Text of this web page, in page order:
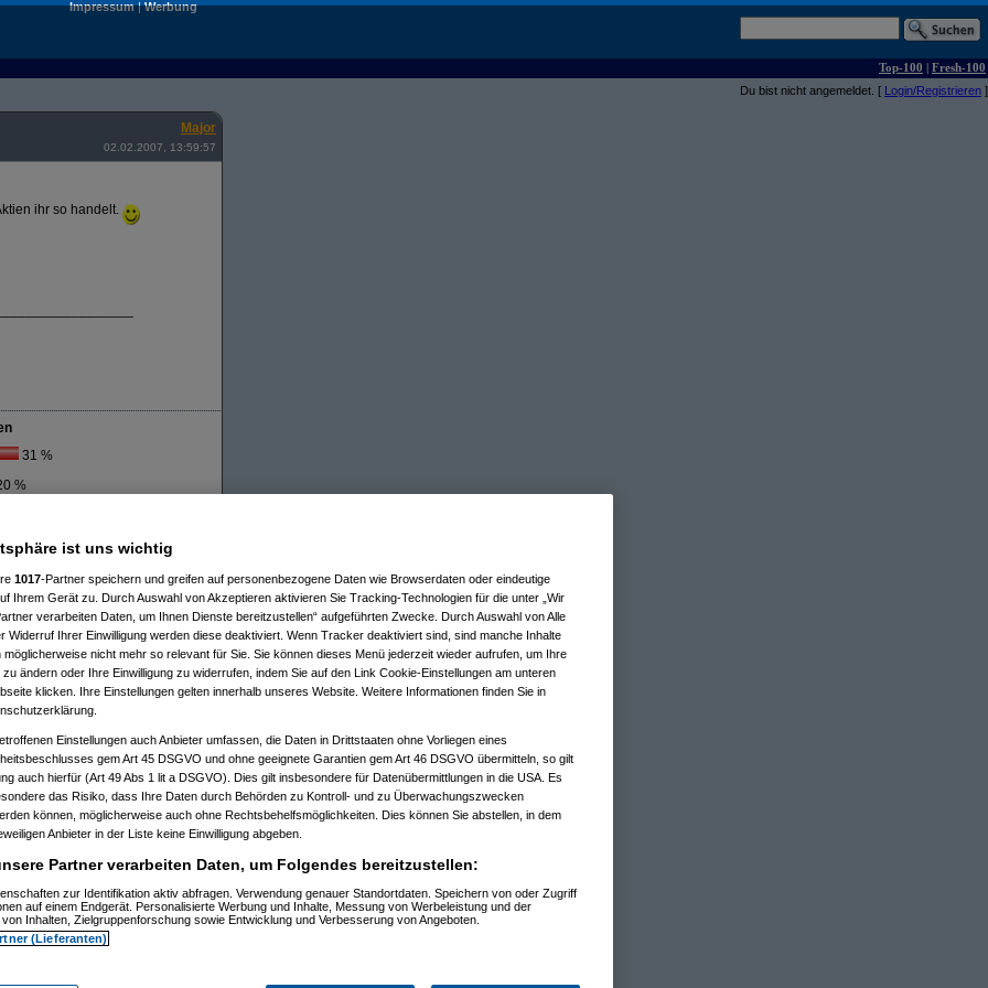
Impressum|Werbung
Top-100 | Fresh-100
Du bist nicht angemeldet. [ Login/Registrieren ]
Major
02.02.2007, 13:59:57
ihr so handelt.
31 %
%
ist uns wichtig
1017-Partner speichern und greifen auf personenbezogene Daten wie Browserdaten oder eindeutige
Ihrem Gerät zu. Durch Auswahl von Akzeptieren aktivieren Sie Tracking-Technologien für die unter „Wir
verarbeiten Daten, um Ihnen Dienste bereitzustellen“ aufgeführten Zwecke. Durch Auswahl von Alle
Widerruf Ihrer Einwilligung werden diese deaktiviert. Wenn Tracker deaktiviert sind, sind manche Inhalte
möglicherweise nicht mehr so relevant für Sie. Sie können dieses Menü jederzeit wieder aufrufen, um Ihre
zu ändern oder Ihre Einwilligung zu widerrufen, indem Sie auf den Link Cookie-Einstellungen am unteren
klicken. Ihre Einstellungen gelten innerhalb unseres Website. Weitere Informationen finden Sie in
Einstellungen auch Anbieter umfassen, die Daten in Drittstaaten ohne Vorliegen eines
gem Art 45 DSGVO und ohne geeignete Garantien gem Art 46 DSGVO übermitteln, so gilt
auch hierfür (Art 49 Abs 1 lit a DSGVO). Dies gilt insbesondere für Datenübermittlungen in die USA. Es
das Risiko, dass Ihre Daten durch Behörden zu Kontroll- und zu Überwachungszwecken
können, möglicherweise auch ohne Rechtsbehelfsmöglichkeiten. Dies können Sie abstellen, in dem
Anbieter in der Liste keine Einwilligung abgeben.
Partner verarbeiten Daten, um Folgendes bereitzustellen:
zur Identifikation aktiv abfragen. Verwendung genauer Standortdaten. Speichern von oder Zugriff
auf einem Endgerät. Personalisierte Werbung und Inhalte, Messung von Werbeleistung und der
Inhalten, Zielgruppenforschung sowie Entwicklung und Verbesserung von Angeboten.
(Lieferanten)